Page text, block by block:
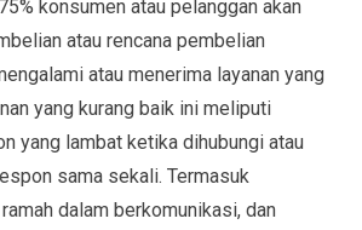
konsumen atau pelanggan akan
atau rencana pembelian
atau menerima layanan yang
yang kurang baik ini meliputi
yang lambat ketika dihubungi atau
sama sekali. Termasuk
dalam berkomunikasi, dan